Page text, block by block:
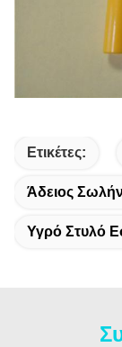
Ετικέτες:
Άδειος
Υγρό Στυλό